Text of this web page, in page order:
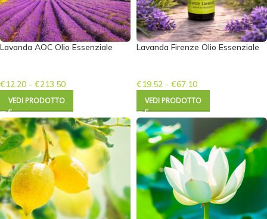
Lavanda AOC Olio Essenziale
€12.20 - €213.50
VEDI PRODOTTO
Lavanda Firenze Olio Essenziale
€19.52 - €67.10
VEDI PRODOTTO